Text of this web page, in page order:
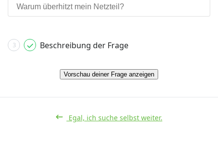
3 Beschreibung der Frage
Vorschau deiner Frage anzeigen
Egal, ich suche selbst weiter.